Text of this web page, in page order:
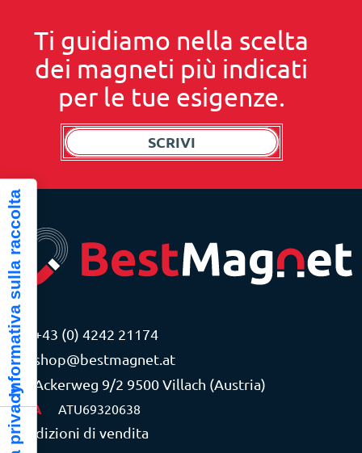
Ti guidiamo nella scelta
dei magneti più indicati
per le tue esigenze.
SCRIVI
+43 (0) 4242 21174
shop@bestmagnet.at
Ackerweg 9/2 9500 Villach (Austria)
P.IVA ATU69320638
Condizioni di vendita
Informativa sulla raccolta